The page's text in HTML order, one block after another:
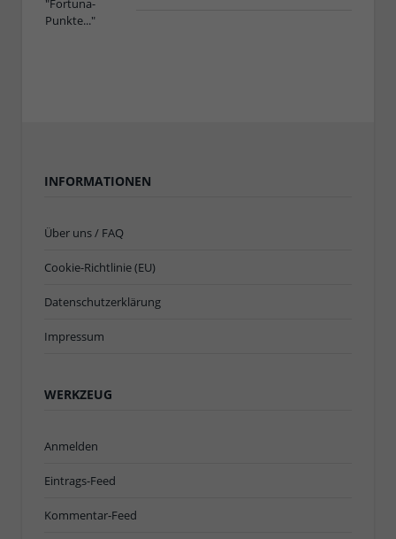
INFORMATIONEN
Über uns / FAQ
Cookie-Richtlinie (EU)
Datenschutzerklärung
Impressum
WERKZEUG
Anmelden
Eintrags-Feed
Kommentar-Feed